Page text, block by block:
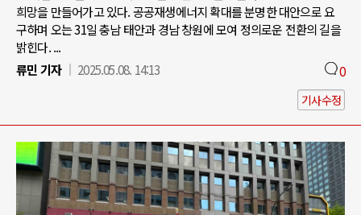
희망을 만들어가고 있다. 공공재생에너지 확대를 분명한 대안으로 요
구하며 오는 31일 충남 태안과 경남 창원에 모여 정의로운 전환의 길을
밝힌다. ...
류민 기자
2025.05.08. 14:13 0
기사수정